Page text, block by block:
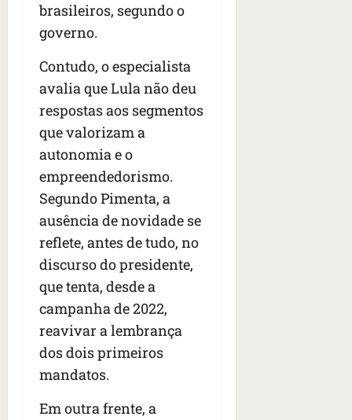
brasileiros, segundo o
governo.
Contudo, o especialista
avalia que Lula não deu
respostas aos segmentos
que valorizam a
autonomia e o
empreendedorismo.
Segundo Pimenta, a
ausência de novidade se
reflete, antes de tudo, no
discurso do presidente,
que tenta, desde a
campanha de 2022,
reavivar a lembrança
dos dois primeiros
mandatos.
Em outra frente, a